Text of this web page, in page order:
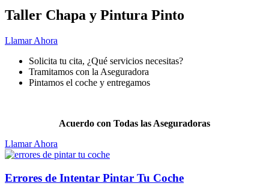
Taller Chapa y Pintura Pinto
Llamar Ahora
Solicita tu cita, ¿Qué servicios necesitas?
Tramitamos con la Aseguradora
Pintamos el coche y entregamos
Acuerdo con Todas las Aseguradoras
Llamar Ahora
Errores de Intentar Pintar Tu Coche